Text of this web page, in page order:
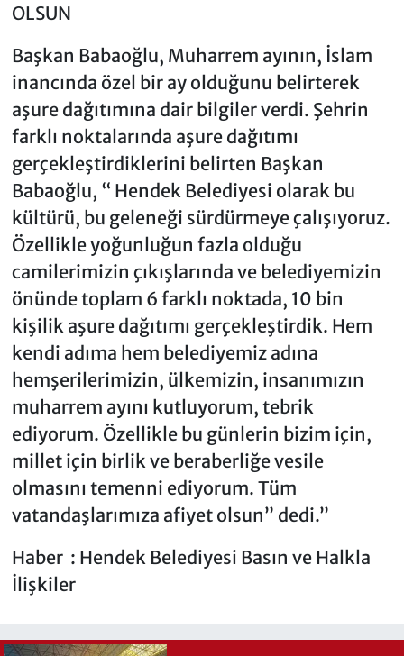
OLSUN
Başkan Babaoğlu, Muharrem ayının, İslam
inancında özel bir ay olduğunu belirterek
aşure dağıtımına dair bilgiler verdi. Şehrin
farklı noktalarında aşure dağıtımı
gerçekleştirdiklerini belirten Başkan
Babaoğlu, “ Hendek Belediyesi olarak bu
kültürü, bu geleneği sürdürmeye çalışıyoruz.
Özellikle yoğunluğun fazla olduğu
camilerimizin çıkışlarında ve belediyemizin
önünde toplam 6 farklı noktada, 10 bin
kişilik aşure dağıtımı gerçekleştirdik. Hem
kendi adıma hem belediyemiz adına
hemşerilerimizin, ülkemizin, insanımızın
muharrem ayını kutluyorum, tebrik
ediyorum. Özellikle bu günlerin bizim için,
millet için birlik ve beraberliğe vesile
olmasını temenni ediyorum. Tüm
vatandaşlarımıza afiyet olsun” dedi.”
Haber : Hendek Belediyesi Basın ve Halkla
İlişkiler